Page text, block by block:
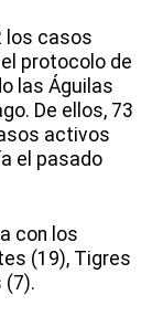
los casos
protocolo de
las Águilas
De ellos, 73
activos
el pasado
con los
(19), Tigres
(7).